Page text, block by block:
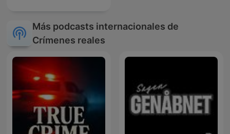
Más podcasts internacionales de
Crímenes reales